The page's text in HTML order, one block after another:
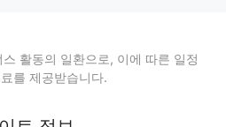
활동의 일환으로, 이에 따른 일정
를 제공받습니다.